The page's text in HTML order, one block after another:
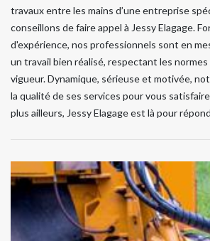
travaux entre les mains d’une entreprise
conseillons de faire appel à Jessy Elagage.
d'expérience, nos professionnels sont en
un travail bien réalisé, respectant les
vigueur. Dynamique, sérieuse et motivée,
la qualité de ses services pour vous
plus ailleurs, Jessy Elagage est là pour